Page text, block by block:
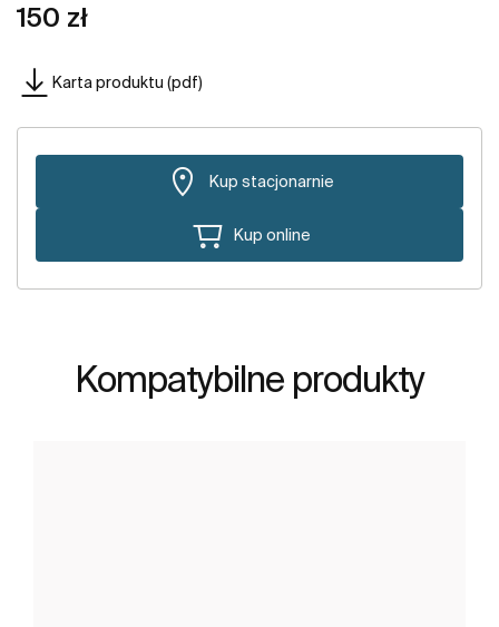
150 zł
Karta produktu (pdf)
Kup stacjonarnie
Kup online
Kompatybilne produkty